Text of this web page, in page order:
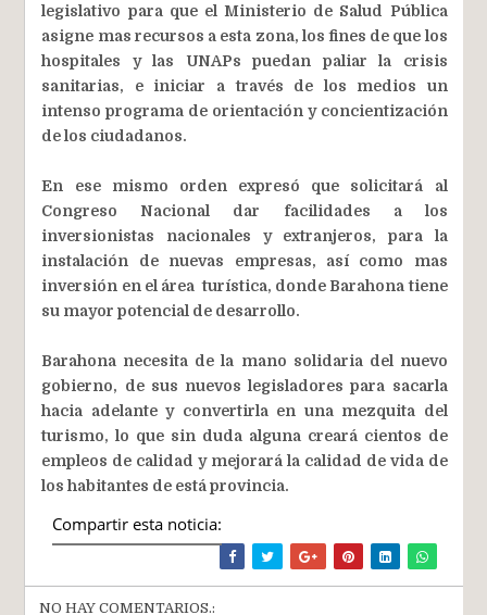
legislativo para que el Ministerio de Salud Pública
asigne mas recursos a esta zona, los fines de que los
hospitales y las UNAPs puedan paliar la crisis
sanitarias, e iniciar a través de los medios un
intenso programa de orientación y concientización
de los ciudadanos.
En ese mismo orden expresó que solicitará al
Congreso Nacional dar facilidades a los
inversionistas nacionales y extranjeros, para la
instalación de nuevas empresas, así como mas
inversión en el área turística, donde Barahona tiene
su mayor potencial de desarrollo.
Barahona necesita de la mano solidaria del nuevo
gobierno, de sus nuevos legisladores para sacarla
hacia adelante y convertirla en una mezquita del
turismo, lo que sin duda alguna creará cientos de
empleos de calidad y mejorará la calidad de vida de
los habitantes de está provincia.
Compartir esta noticia:
NO HAY COMENTARIOS.: